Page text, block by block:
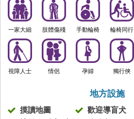
一家大細 肢體傷殘 手動輪椅 輪椅同行
視障人士 情侶 孕婦 獨行俠
地方設施
摸讀地圖
歡迎導盲犬